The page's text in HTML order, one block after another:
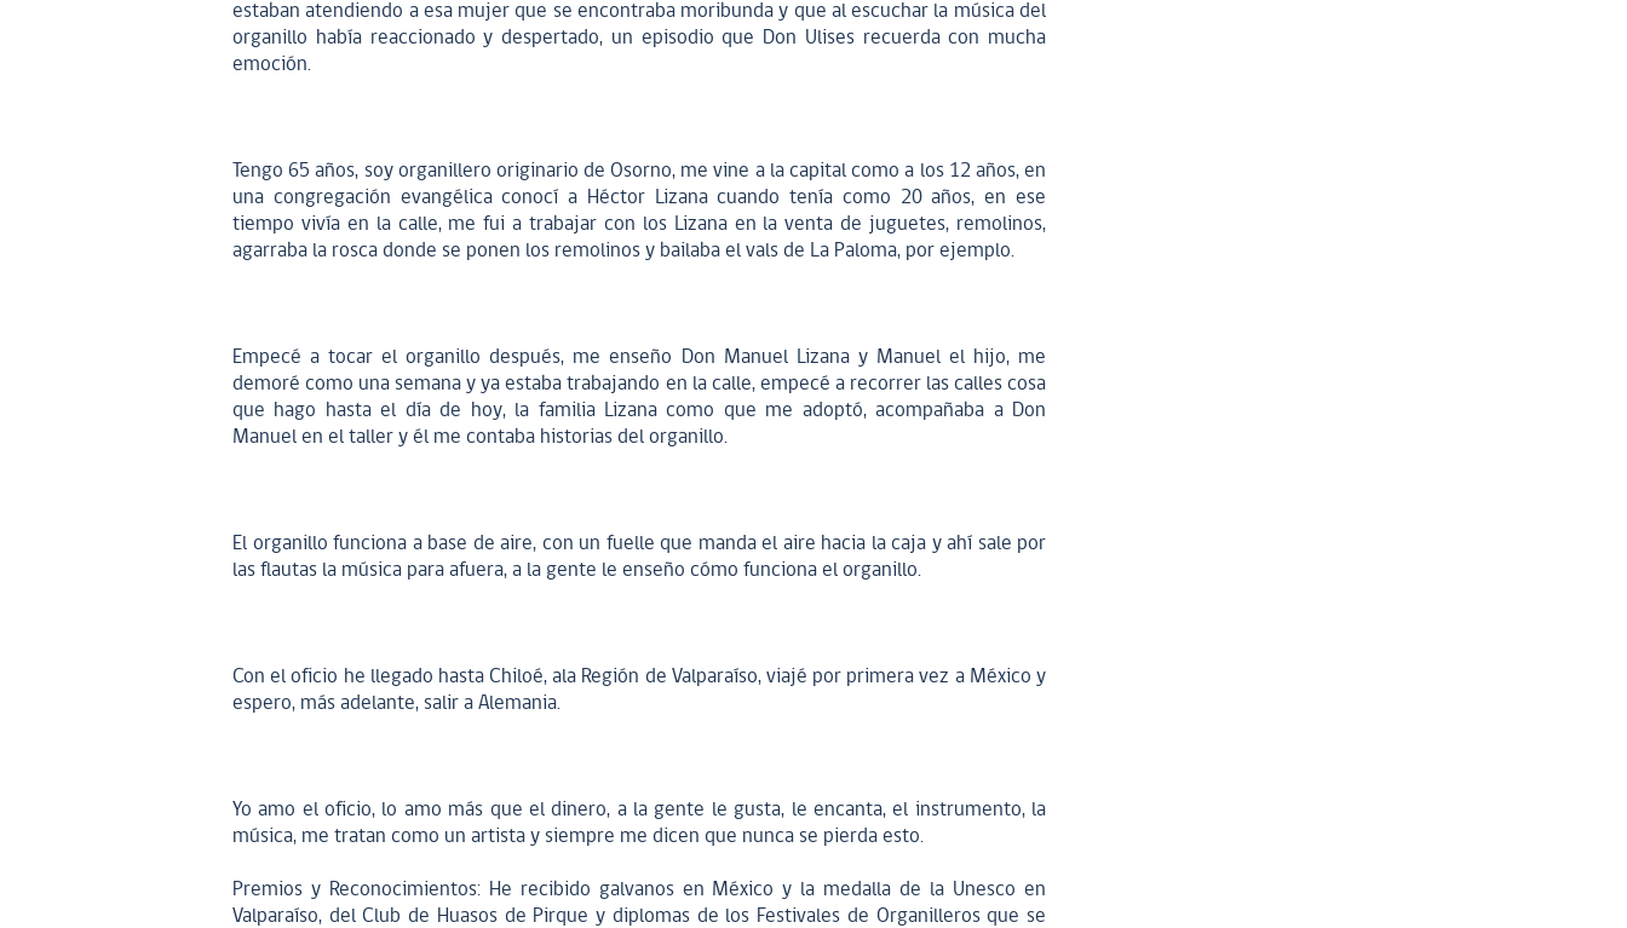
estaban atendiendo a esa mujer que se encontraba moribunda y que al escuchar la música del
organillo había reaccionado y despertado, un episodio que Don Ulises recuerda con mucha
emoción.
Tengo 65 años, soy organillero originario de Osorno, me vine a la capital como a los 12 años, en
una congregación evangélica conocí a Héctor Lizana cuando tenía como 20 años, en ese
tiempo vivía en la calle, me fui a trabajar con los Lizana en la venta de juguetes, remolinos,
agarraba la rosca donde se ponen los remolinos y bailaba el vals de La Paloma, por ejemplo.
Empecé a tocar el organillo después, me enseño Don Manuel Lizana y Manuel el hijo, me
demoré como una semana y ya estaba trabajando en la calle, empecé a recorrer las calles cosa
que hago hasta el día de hoy, la familia Lizana como que me adoptó, acompañaba a Don
Manuel en el taller y él me contaba historias del organillo.
El organillo funciona a base de aire, con un fuelle que manda el aire hacia la caja y ahí sale por
las flautas la música para afuera, a la gente le enseño cómo funciona el organillo.
Con el oficio he llegado hasta Chiloé, ala Región de Valparaíso, viajé por primera vez a México y
espero, más adelante, salir a Alemania.
Yo amo el oficio, lo amo más que el dinero, a la gente le gusta, le encanta, el instrumento, la
música, me tratan como un artista y siempre me dicen que nunca se pierda esto.
Premios y Reconocimientos: He recibido galvanos en México y la medalla de la Unesco en
Valparaíso, del Club de Huasos de Pirque y diplomas de los Festivales de Organilleros que se